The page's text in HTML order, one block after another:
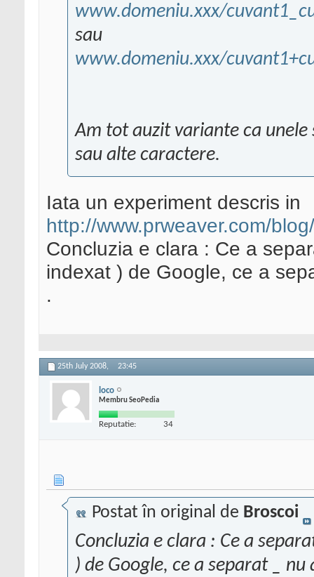
www.domeniu.xxx/
sau
www.domeniu.xxx/
Am tot auzit variante ca unele
sau alte caractere.
Iata un experiment descris in
http://www.prweaver.com/
Concluzia e clara : Ce a
indexat ) de Google, ce a
.
25th July 2008, 23:45
loco
Membru SeoPedia
Reputatie: 34
Postat în original de Broscoi
Concluzia e clara : Ce a
) de Google, ce a separat _